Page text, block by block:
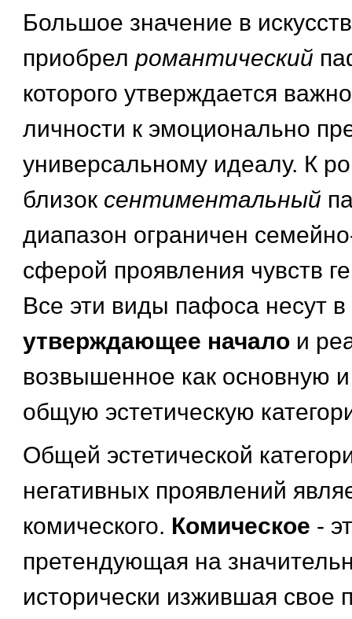
Большое значение в
приобрел романтический
которого утверждается
личности к эмоционально
универсальному идеалу. К
близок сентиментальный
диапазон ограничен
сферой проявления чувств
Все эти виды пафоса несут в
утверждающее начало и
возвышенное как основную
общую эстетическую
Общей эстетической
негативных проявлений
комического. Комическое -
претендующая на
исторически изжившая свое